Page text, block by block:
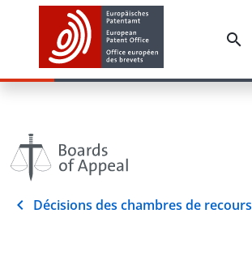
Décisions des chambres de recours